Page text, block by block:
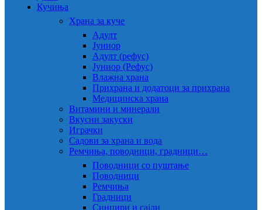
Кучиња
Храна за куче
Адулт
Јуниор
Адулт (рефус)
Јуниор (Рефус)
Влажна храна
Прихрана и додатоци за прихрана
Медицинска храна
Витамини и минерали
Вкусни закуски
Играчки
Садови за храна и вода
Ремчиња, поводници, градници…
Поводници со пуштање
Поводници
Ремчиња
Градници
Синџири и сајли